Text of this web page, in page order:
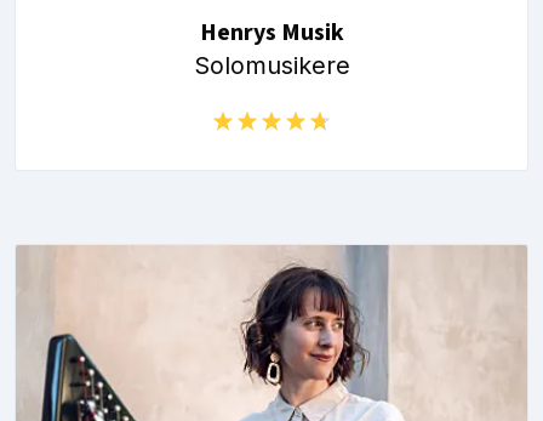
Henrys Musik
Solomusikere